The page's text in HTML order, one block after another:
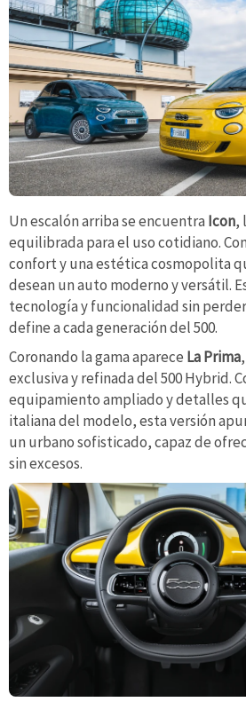
Un escalón arriba se encuentra Icon,
equilibrada para el uso cotidiano.
confort y una estética cosmopolita
desean un auto moderno y versátil.
tecnología y funcionalidad sin
define a cada generación del 500.
Coronando la gama aparece La Prima
exclusiva y refinada del 500 Hybrid.
equipamiento ampliado y detalles
italiana del modelo, esta versión
un urbano sofisticado, capaz de
sin excesos.